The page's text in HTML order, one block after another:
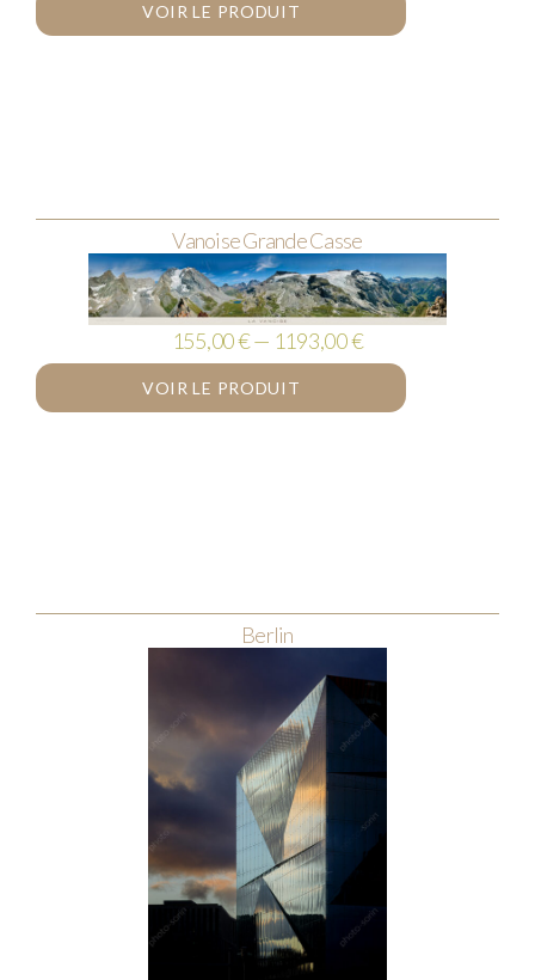
VOIR LE PRODUIT
Vanoise Grande Casse
155,00 € — 1193,00 €
VOIR LE PRODUIT
Berlin